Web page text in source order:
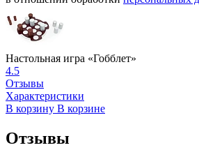
Настольная игра «Гобблет»
4.5
Отзывы
Характеристики
В корзину В корзине
Отзывы